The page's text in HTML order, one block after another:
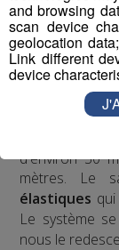
Vous l'avez
techniques du
et de la
harnais
.
d'envol de
d'environ 30
mètres. Le
élastiques
Le système
nous le
and browsing
scan device
geolocation
Link different
device